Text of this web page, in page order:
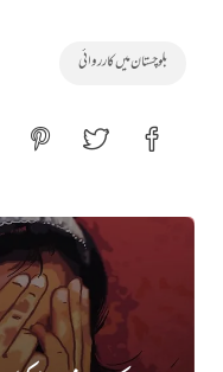
بلوچستان میں کارروائی